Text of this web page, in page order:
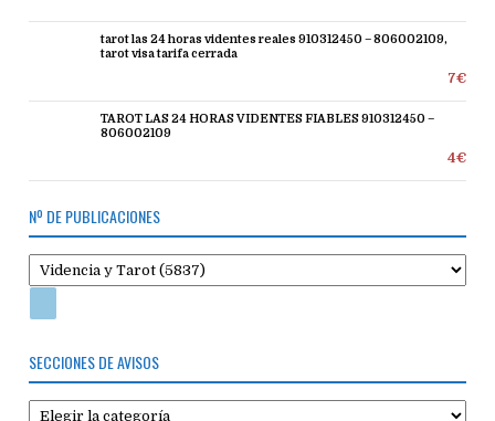
tarot las 24 horas videntes reales 910312450 – 806002109,
tarot visa tarifa cerrada
7€
TAROT LAS 24 HORAS VIDENTES FIABLES 910312450 –
806002109
4€
Nº DE PUBLICACIONES
SECCIONES DE AVISOS
Secciones